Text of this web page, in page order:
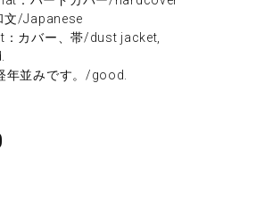
文/Japanese
カバー、帯/dust jacket,
並みです。/good.